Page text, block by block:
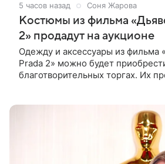
5 часов назад Соня Жарова
Костюмы из фильма
2» продадут на аукционе
Одежду и аксессуары из фильма
Prada 2» можно будет
благотворительных торгах. Их